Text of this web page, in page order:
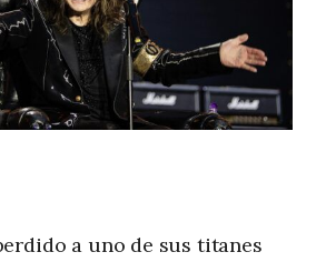
a uno de sus titanes